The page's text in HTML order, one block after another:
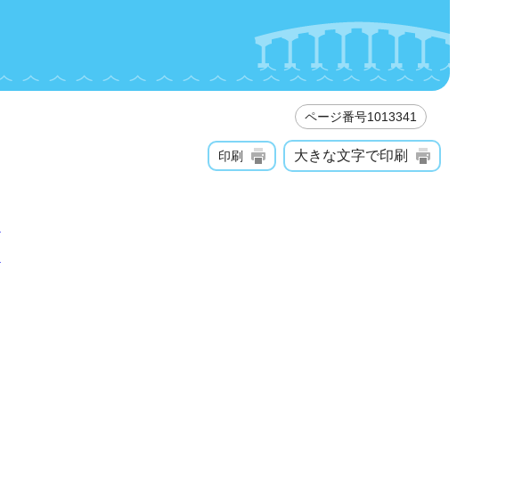
ページ番号1013341
印刷 大きな文字で印刷